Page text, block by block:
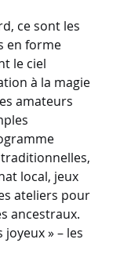
ce sont les
en forme
le ciel
à la magie
amateurs
local, jeux
ateliers pour
ancestraux.
joyeux » – les